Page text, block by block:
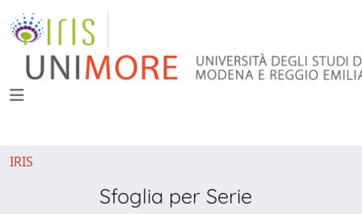
IRIS
Sfoglia per Serie